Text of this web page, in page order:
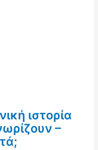
ιστορία
–